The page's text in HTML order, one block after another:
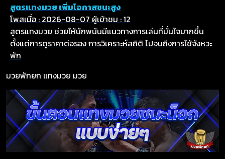
สูตรแทงมวย เพิ่มโอกาสชนะสูง
โพสเมื่อ : 2026-08-07 ผู้เข้าชม : 12
สูตรแทงมวย ช่วยให้นักพนันมีแนวทางการเล่นที่มั่นใจมากขึ้น
ตั้งแต่การดูราคาต่อรอง การวิเคราะห์สถิติ ไปจนถึงการใช้จังหวะ
พัก
มวยพักยก แทงมวย มวย